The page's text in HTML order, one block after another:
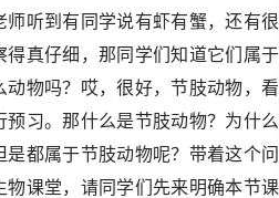
师听到有同学说有虾有蟹，还有很
得真仔细，那同学们知道它们属于
动物吗？哎，很好，节肢动物，看
预习。那什么是节肢动物？为什么
都属于节肢动物呢？带着这个问
物课堂，请同学们先来明确本节课